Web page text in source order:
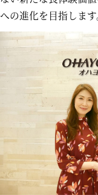
への進化を目指します